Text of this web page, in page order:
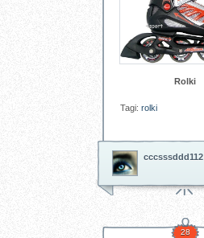
Rolki
Tagi: rolki
cccsssddd112
28